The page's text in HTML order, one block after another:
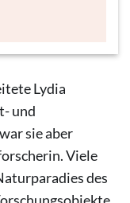
Lydia
und
sie aber
Viele
des